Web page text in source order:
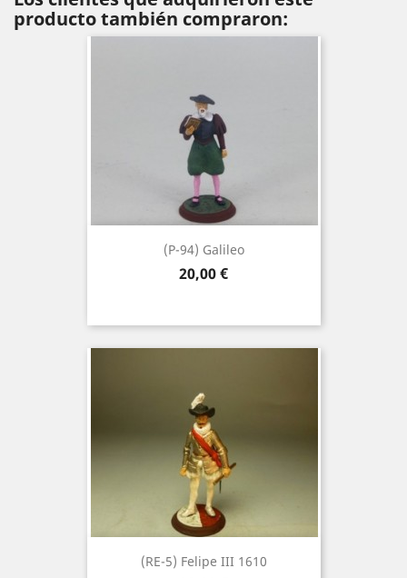
producto también compraron:
(P-94) Galileo
Precio
20,00 €
(RE-5) Felipe III 1610